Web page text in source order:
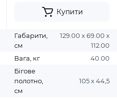
Купити
Габарити,
см
129.00 х 69.00 х
112.00
Вага, кг
40.00
Бігове
полотно,
см
105 х 44,5